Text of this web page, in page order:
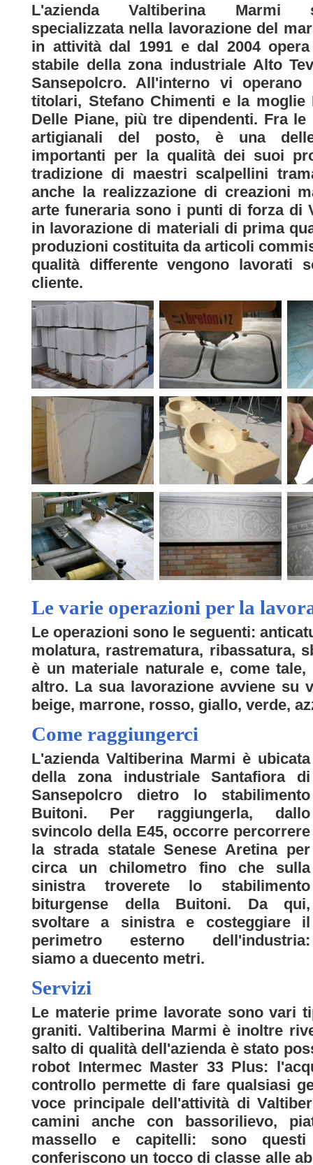
L'azienda Valtiberina Marmi
specializzata nella lavorazione del
in attività dal 1991 e dal 2004
stabile della zona industriale Alto
Sansepolcro. All'interno vi operano
titolari, Stefano Chimenti e la moglie
Delle Piane, più tre dipendenti. Fra le
artigianali del posto, è una
importanti per la qualità dei suoi
tradizione di maestri scalpellini
anche la realizzazione di creazioni
arte funeraria sono i punti di forza di
in lavorazione di materiali di prima
produzioni costituita da articoli
qualità differente vengono lavorati
cliente.
Le varie operazioni per la
Le operazioni sono le seguenti:
molatura, rastrematura, ribassatura,
è un materiale naturale e, come
altro. La sua lavorazione avviene su
beige, marrone, rosso, giallo, verde,
Come raggiungerci
L'azienda Valtiberina Marmi è ubicata
della zona industriale Santafiora di
Sansepolcro dietro lo stabilimento
Buitoni. Per raggiungerla, dallo
svincolo della E45, occorre percorrere
la strada statale Senese Aretina per
circa un chilometro fino che sulla
sinistra troverete lo stabilimento
biturgense della Buitoni. Da qui,
svoltare a sinistra e costeggiare il
perimetro esterno dell'industria:
siamo a duecento metri.
Servizi
Le materie prime lavorate sono vari
graniti. Valtiberina Marmi è inoltre
salto di qualità dell'azienda è stato
robot Intermec Master 33 Plus:
controllo permette di fare qualsiasi
voce principale dell'attività di
camini anche con bassorilievo,
massello e capitelli: sono
conferiscono un tocco di classe alle